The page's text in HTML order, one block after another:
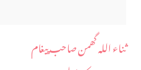
ثناء اللہ گھمن صاحب پیغام